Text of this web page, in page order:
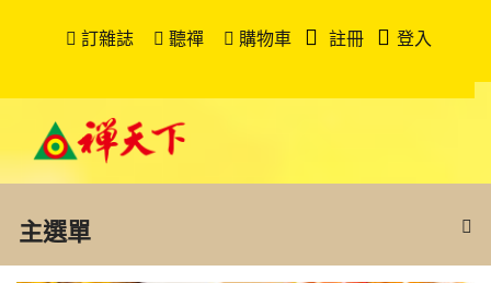
訂雜誌 聽禪 購物車 註冊 登入
主選單